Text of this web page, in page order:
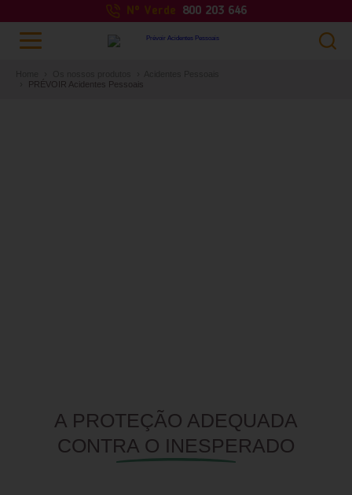
Nº Verde 800 203 646
PRÉVOIR Acidentes Pessoais
A PROTEÇÃO ADEQUADA
CONTRA O INESPERADO